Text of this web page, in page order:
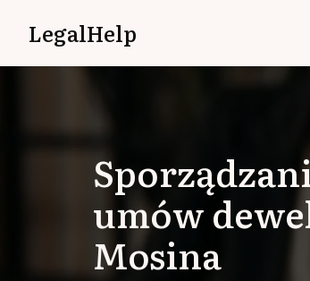
LegalHelp
umów
Mosina